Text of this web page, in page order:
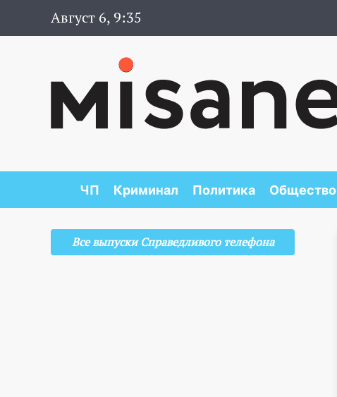
Август 6, 9:35
ЧП Криминал Политика Общество
Все выпуски Справедливого телефона